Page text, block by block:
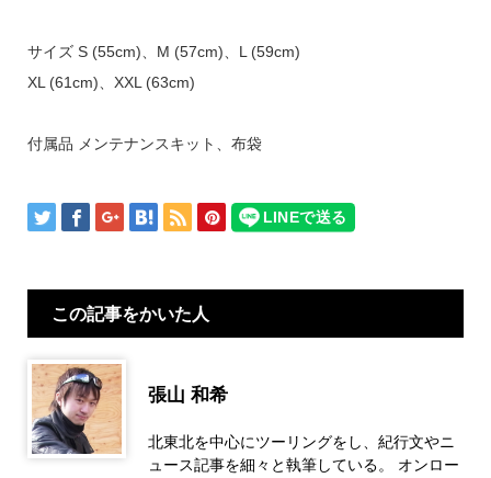
サイズ S (55cm)、M (57cm)、L (59cm)
XL (61cm)、XXL (63cm)
付属品 メンテナンスキット、布袋
この記事をかいた人
張山 和希
北東北を中心にツーリングをし、紀行文やニ
ュース記事を細々と執筆している。 オンロー